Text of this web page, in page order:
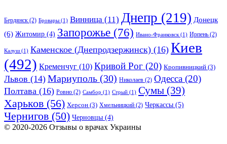
Бердянск (2) Бровары (1) Винница (11) Днепр (219) Донецк
(6) Житомир (4) Запорожье (76) Ивано-Франковск (1) Ирпень (2)
Калуш (1) Каменское (Днепродзержинск) (16) Киев
(492) Кременчуг (10) Кривой Рог (20) Кропивницкий (3)
Львов (14) Мариуполь (30) Николаев (2) Одесса (20)
Полтава (16) Ровно (2) Самбор (1) Стрый (1) Сумы (39)
Харьков (56) Херсон (3) Хмельницкий (2) Черкассы (5)
Чернигов (50) Черновцы (4)
© 2020-2026 Отзывы о врачах Украины